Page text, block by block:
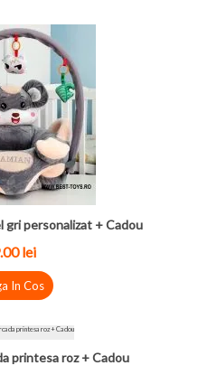
gri personalizat + Cadou
lei
In Cos
printesa roz + Cadou